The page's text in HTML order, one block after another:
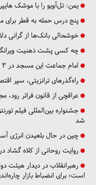
یمن: تل‌آویو را با موشک
پنج درس‌ حمله به قطر برای
خوشحالی بانک‌ها از گرانی
چه کسی پشت ذهنیت ویرانگر
امام جماعت این مسجد در ۳ سال، نمازگزاران را ۴ برابر کرد
راه‌گذرهای ترانزیتی، سپر
عراقچی از قانون فراتر
جشنواره بین‌المللی فیلم
شد
چین در حال بلعیدن انرژی
روایت روحانی از کلاه گشاد
رهبرانقلاب در دیدار
است؛ برای انضباط بازار